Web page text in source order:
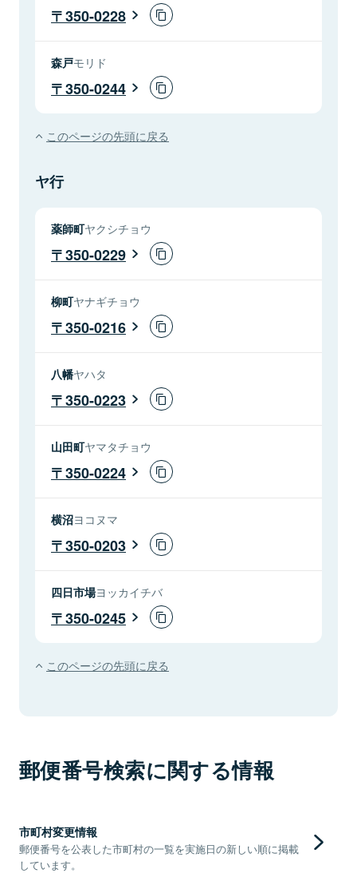
350-0228
森戸モリド
350-0244
このページの先頭に戻る
ヤ行
薬師町ヤクシチョウ
350-0229
柳町ヤナギチョウ
350-0216
八幡ヤハタ
350-0223
山田町ヤマタチョウ
350-0224
横沼ヨコヌマ
350-0203
四日市場ヨッカイチバ
350-0245
このページの先頭に戻る
郵便番号検索に関する情報
市町村変更情報
郵便番号を公表した市町村の一覧を実施日の新しい順に掲載
しています。